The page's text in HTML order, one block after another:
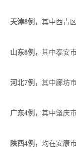
天津8例， 其中西青
山东8例， 其中泰安
河北7例， 其中廊坊
广东4例， 其中肇庆
陕西4例， 均在安康市